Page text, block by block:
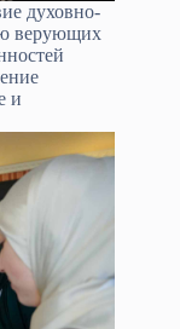
духовно-
верующих
и